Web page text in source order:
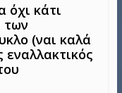
όχι κάτι
των
(ναι καλά